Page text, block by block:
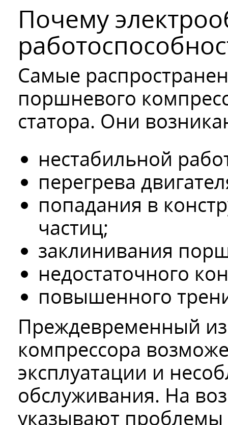
Почему
Самые
поршневого
статора. Они
нестабильной
перегрева
попадания в
частиц;
заклинивания
недостаточного
повышенного
Преждевременный
компрессора
эксплуатации и
обслуживания. На
указывают проблемы